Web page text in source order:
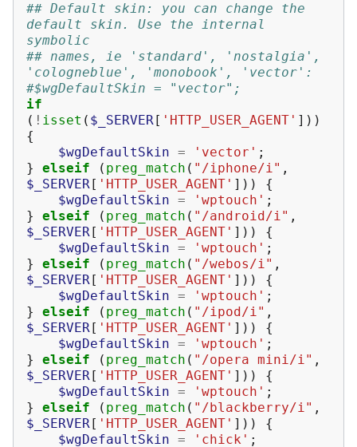
## Default skin: you can change the
default skin. Use the internal
symbolic
## names, ie 'standard', 'nostalgia',
'cologneblue', 'monobook', 'vector':
#$wgDefaultSkin = "vector";
if
( ! isset ( $_SERVER[ 'HTTP_USER_AGENT' ]))
{
$wgDefaultSkin = 'vector' ;
}
elseif ( preg_match ( "/iphone/i" ,
$_SERVER[ 'HTTP_USER_AGENT' ]))
{
$wgDefaultSkin = 'wptouch' ;
}
elseif ( preg_match ( "/android/i" ,
$_SERVER[ 'HTTP_USER_AGENT' ]))
{
$wgDefaultSkin = 'wptouch' ;
}
elseif ( preg_match ( "/webos/i" ,
$_SERVER[ 'HTTP_USER_AGENT' ]))
{
$wgDefaultSkin = 'wptouch' ;
}
elseif ( preg_match ( "/ipod/i" ,
$_SERVER[ 'HTTP_USER_AGENT' ]))
{
$wgDefaultSkin = 'wptouch' ;
}
elseif ( preg_match ( "/opera mini/i" ,
$_SERVER[ 'HTTP_USER_AGENT' ]))
{
$wgDefaultSkin = 'wptouch' ;
}
elseif ( preg_match ( "/blackberry/i" ,
$_SERVER[ 'HTTP_USER_AGENT' ]))
{
$wgDefaultSkin = 'chick' ;